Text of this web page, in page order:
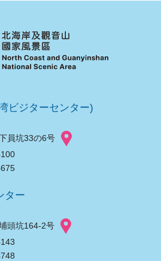
ビジターセンター)
員坑33の6号
ター
頭坑164-2号